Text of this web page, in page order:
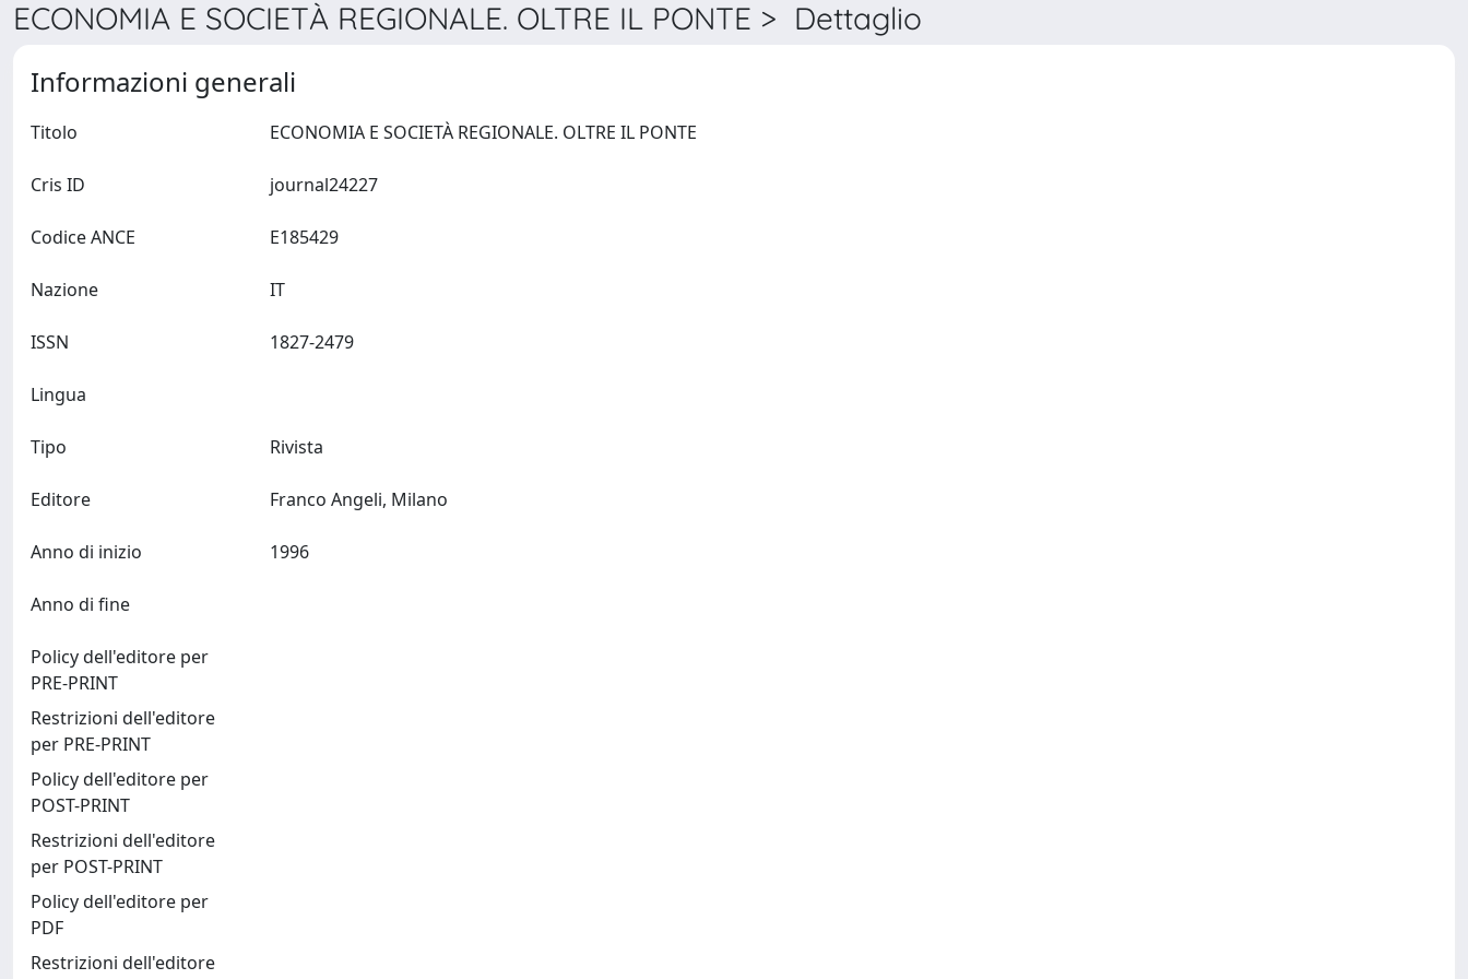
ECONOMIA E SOCIETÀ REGIONALE. OLTRE IL PONTE > Dettaglio
Informazioni generali
Titolo
Cris ID
Codice ANCE
Nazione
ISSN
Lingua
Tipo Rivista
Editore
Anno di inizio
Anno di fine
Policy dell'editore per
PRE-PRINT
Restrizioni dell'editore
per PRE-PRINT
Policy dell'editore per
POST-PRINT
Restrizioni dell'editore
per POST-PRINT
Policy dell'editore per
PDF
Restrizioni dell'editore